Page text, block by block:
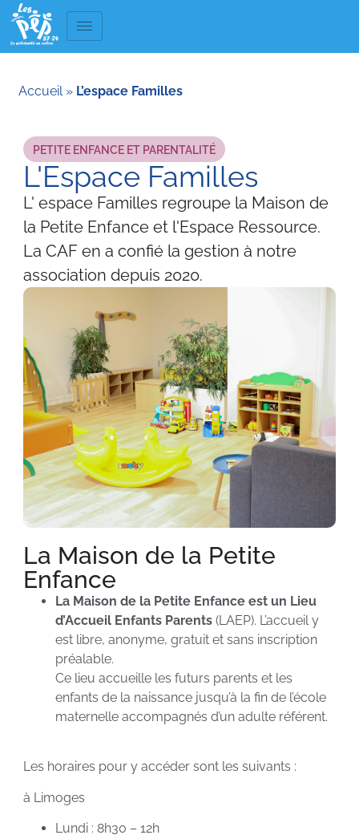
Accueil» L’espace Familles
PETITE ENFANCE ET PARENTALITÉ
L'Espace Familles
L' espace Familles regroupe la Maison de
la Petite Enfance et l'Espace Ressource.
La CAF en a confié la gestion à notre
association depuis 2020.
La Maison de la Petite
Enfance
La Maison de la Petite Enfance est un Lieu
d’Accueil Enfants Parents(LAEP). L’accueil y
est libre, anonyme, gratuit et sans inscription
préalable.
Ce lieu accueille les futurs parents et les
enfants de la naissance jusqu’à la fin de l’école
maternelle accompagnés d’un adulte référent.
Les horaires pour y accéder sont les suivants :
à Limoges
Lundi : 8h30 – 12h